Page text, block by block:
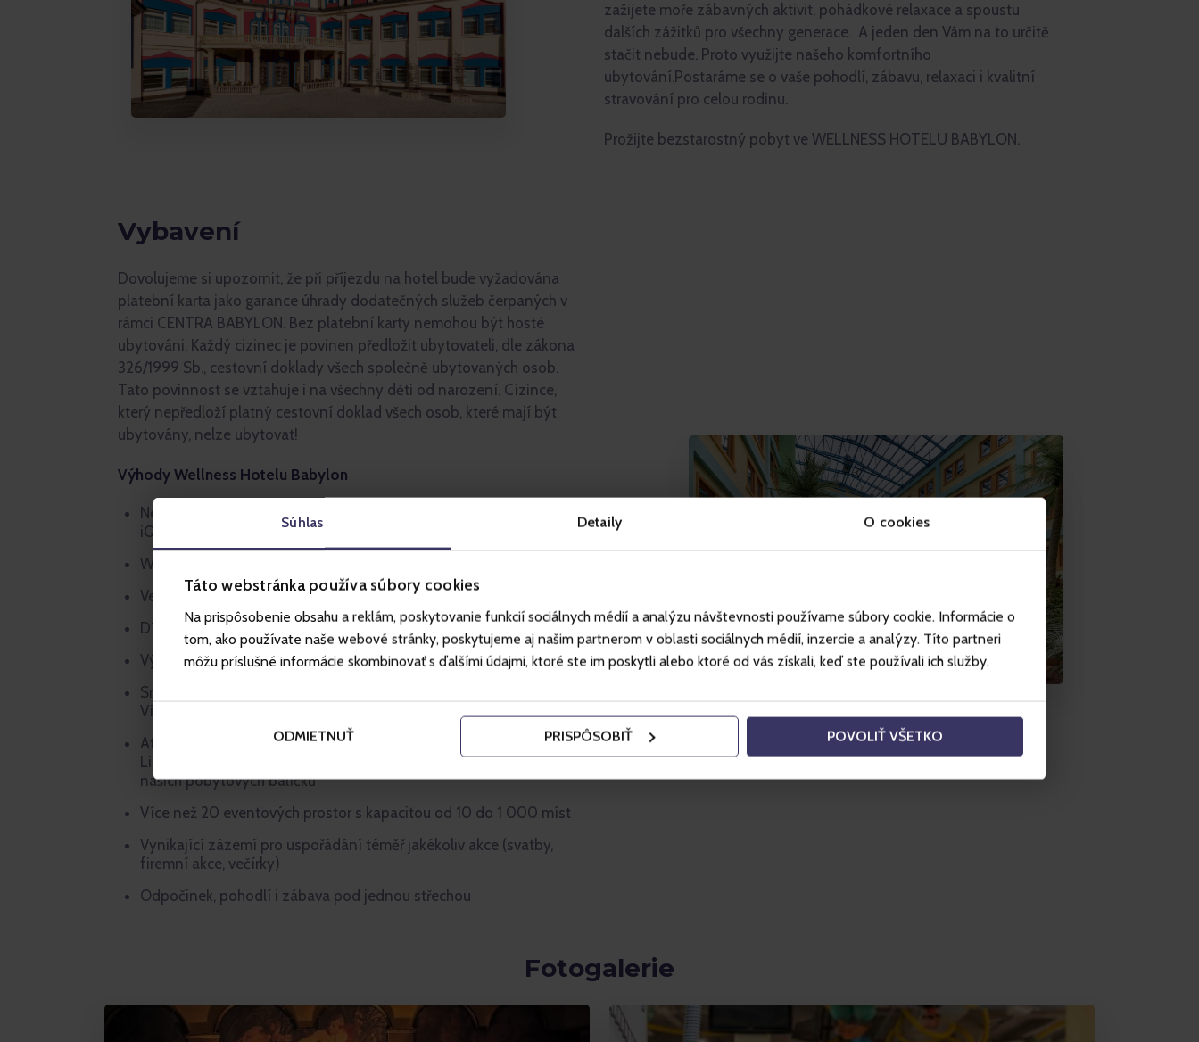
Súhlas Detaily O cookies
Táto webstránka používa súbory cookies
Na prispôsobenie obsahu a reklám, poskytovanie funkcií sociálnych médií a analýzu návštevnosti používame súbory cookie. Informácie o
tom, ako používate naše webové stránky, poskytujeme aj našim partnerom v oblasti sociálnych médií, inzercie a analýzy. Títo partneri
môžu príslušné informácie skombinovať s ďalšími údajmi, ktoré ste im poskytli alebo ktoré od vás získali, keď ste používali ich služby.
ODMIETNUŤ PRISPÔSOBIŤ POVOLIŤ VŠETKO
zažijete moře zábavných aktivit, pohádkové relaxace a spoustu
dalších zážitků pro všechny generace. A jeden den Vám na to určitě
stačit nebude. Proto využijte našeho komfortního
ubytování.Postaráme se o vaše pohodlí, zábavu, relaxaci i kvalitní
stravování pro celou rodinu.
Prožijte bezstarostný pobyt ve WELLNESS HOTELU BABYLON.
Vybavení
Dovolujeme si upozornit, že při příjezdu na hotel bude vyžadována
platební karta jako garance úhrady dodatečných služeb čerpaných v
rámci CENTRA BABYLON. Bez platební karty nemohou být hosté
ubytováni. Každý cizinec je povinen předložit ubytovateli, dle zákona
326/1999 Sb., cestovní doklady všech společně ubytovaných osob.
Tato povinnost se vztahuje i na všechny děti od narození. Cizince,
který nepředloží platný cestovní doklad všech osob, které mají být
ubytovány, nelze ubytovat!
Výhody Wellness Hotelu Babylon
Nekonečné možnosti zábavy - Aquapark, Funpark, Lunapark,
iQPARK, Bowling, Laser Game, 4D KINO a mnoho dalšího
Wellness centrum na ploše větší než 1 000 m2
Velké spektrum Baby Friendly služeb
Dítě mladší 3 let má ubytování zdarma
Výhodné pobytové balíčky pro všechny věkové kategorie
Snídaně, obědy i večeře v originálním prostředí restaurace Atrium a
Vitalis
Atraktivity v okolí hotelu - Ještěd, historické centrum Liberce, ZOO
Liberec, Oblastní galerie Liberec,... některé jsou zdarma v rámci
našich pobytových balíčků
Více než 20 eventových prostor s kapacitou od 10 do 1 000 míst
Vynikající zázemí pro uspořádání téměř jakékoliv akce (svatby,
firemní akce, večírky)
Odpočinek, pohodlí i zábava pod jednou střechou
Fotogalerie